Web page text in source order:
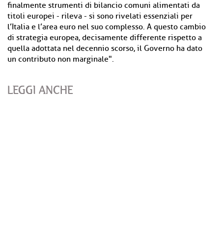
finalmente strumenti di bilancio comuni alimentati da
titoli europei - rileva - si sono rivelati essenziali per
l’Italia e l’area euro nel suo complesso. A questo cambio
di strategia europea, decisamente differente rispetto a
quella adottata nel decennio scorso, il Governo ha dato
un contributo non marginale".
LEGGI ANCHE